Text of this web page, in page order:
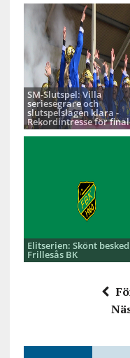
SM-Slutspel: Villa
seriesegrare och
slutspelslagen klara -
Rekordintresse för
Elitserien: Skönt
Frillesås BK